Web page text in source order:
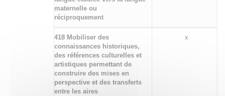
maternelle ou
réciproquement
418 Mobiliser des
connaissances historiques,
des références culturelles et
artistiques permettant de
construire des mises en
perspective et des transferts
entre les aires
x